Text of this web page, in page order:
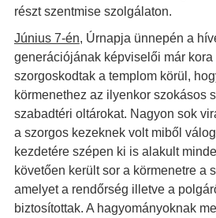
részt szentmise szolgálaton.
Június 7-én, Úrnapja ünnepén a
generációjának képviselői már kora
szorgoskodtak a templom körül,
körmenethez az ilyenkor szokásos
szabadtéri oltárokat. Nagyon sok
a szorgos kezeknek volt miből
kezdetére szépen ki is alakult
követően került sor a körmenetre a
amelyet a rendőrség illetve a
biztosítottak. A hagyományoknak